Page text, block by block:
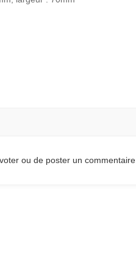
ou de poster un commentaire